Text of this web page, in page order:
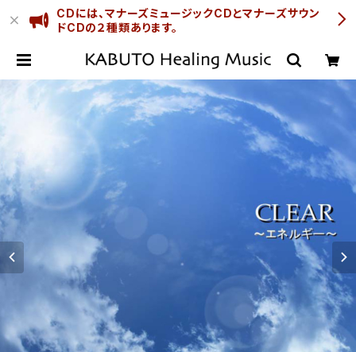
CDには、マナーズミュージックCDとマナーズサウン
ドCDの２種類あります。